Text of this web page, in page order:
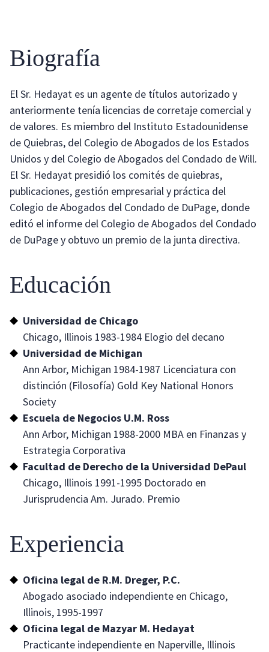
Biografía
El Sr. Hedayat es un agente de títulos autorizado y
anteriormente tenía licencias de corretaje comercial y
de valores. Es miembro del Instituto Estadounidense
de Quiebras, del Colegio de Abogados de los Estados
Unidos y del Colegio de Abogados del Condado de Will.
El Sr. Hedayat presidió los comités de quiebras,
publicaciones, gestión empresarial y práctica del
Colegio de Abogados del Condado de DuPage, donde
editó el informe del Colegio de Abogados del Condado
de DuPage y obtuvo un premio de la junta directiva.
Educación
Universidad de Chicago
Chicago, Illinois 1983-1984 Elogio del decano
Universidad de Michigan
Ann Arbor, Michigan 1984-1987 Licenciatura con
distinción (Filosofía) Gold Key National Honors
Society
Escuela de Negocios U.M. Ross
Ann Arbor, Michigan 1988-2000 MBA en Finanzas y
Estrategia Corporativa
Facultad de Derecho de la Universidad DePaul
Chicago, Illinois 1991-1995 Doctorado en
Jurisprudencia Am. Jurado. Premio
Experiencia
Oficina legal de R.M. Dreger, P.C.
Abogado asociado independiente en Chicago,
Illinois, 1995-1997
Oficina legal de Mazyar M. Hedayat
Practicante independiente en Naperville, Illinois